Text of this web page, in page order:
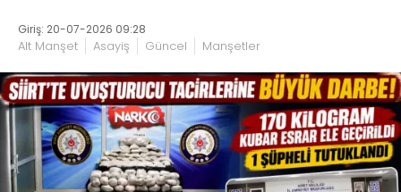
Giriş: 20-07-2026 09:28
Alt Manşet Asayiş Güncel Manşetler